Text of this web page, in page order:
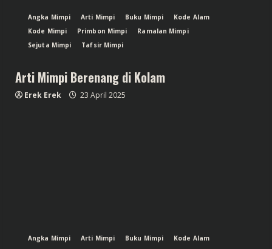
Angka Mimpi Arti Mimpi Buku Mimpi
Kode Alam
Kode Mimpi
Primbon Mimpi
Ramalan Mimpi
Sejuta Mimpi
Tafsir Mimpi
Arti Mimpi Berenang di Kolam
Erek Erek 23 April 2025
Angka Mimpi Arti Mimpi Buku Mimpi
Kode Alam